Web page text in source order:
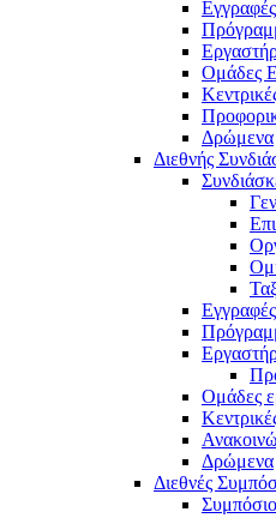
Εγγραφές
Ομάδες
Δρώμενα
Διεθνής
Εγγραφές
Ομάδες
Δρώμενα
Διεθνές